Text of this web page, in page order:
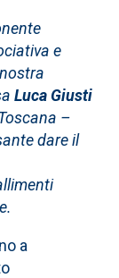
e
Luca Giusti
–
dare il
a